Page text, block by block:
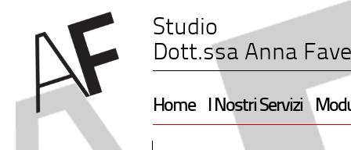
Studio
Dott.ssa Anna
Home I Nostri Servizi